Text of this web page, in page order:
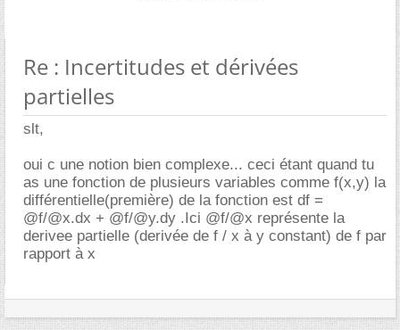
Re : Incertitudes et dérivées
partielles
slt,
oui c une notion bien complexe... ceci étant quand tu
as une fonction de plusieurs variables comme f(x,y) la
différentielle(première) de la fonction est df =
@f/@x.dx + @f/@y.dy .Ici @f/@x représente la
derivee partielle (derivée de f / x à y constant) de f par
rapport à x